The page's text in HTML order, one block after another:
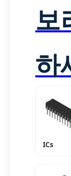
보
하
ICs